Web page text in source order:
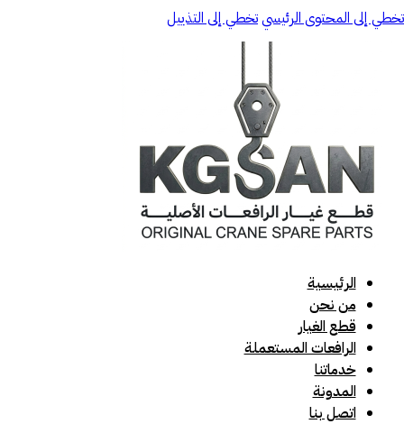
تخطي إلى المحتوى الرئيسيتخطي إلى التذييل
الرئيسية
من نحن
قطع الغيار
الرافعات المستعملة
خدماتنا
المدونة
اتصل بنا